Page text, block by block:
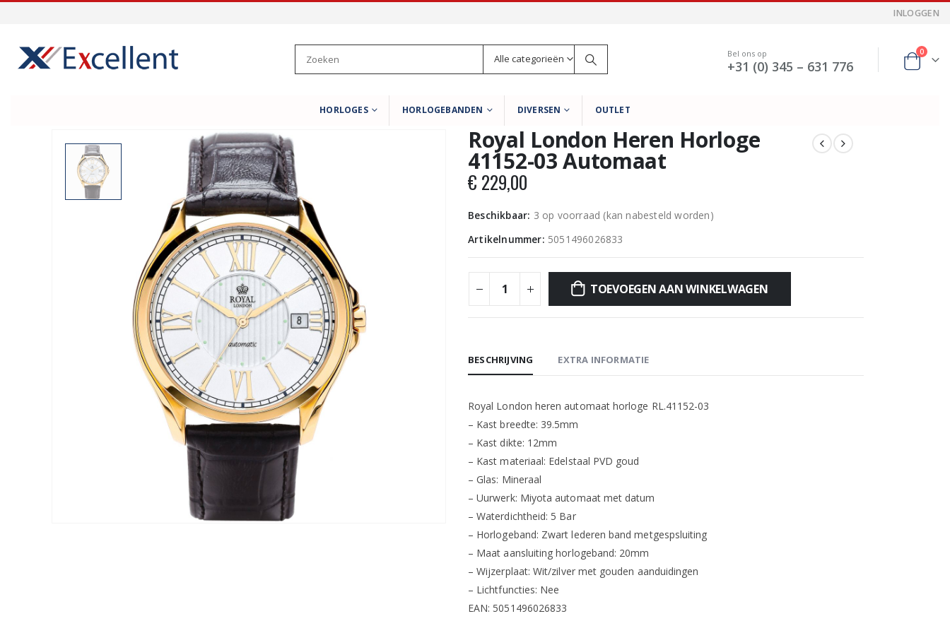
INLOGGEN
Alle categorieën Bel ons op
+31 (0) 345 – 631 776
0
HORLOGES HORLOGEBANDEN DIVERSEN OUTLET
Royal London Heren Horloge
41152-03 Automaat
€ 229,00
Beschikbaar: 3 op voorraad (kan nabesteld worden)
Artikelnummer: 5051496026833
TOEVOEGEN AAN WINKELWAGEN
BESCHRIJVING EXTRA INFORMATIE
Royal London heren automaat horloge RL.41152-03
– Kast breedte: 39.5mm
– Kast dikte: 12mm
– Kast materiaal: Edelstaal PVD goud
– Glas: Mineraal
– Uurwerk: Miyota automaat met datum
– Waterdichtheid: 5 Bar
– Horlogeband: Zwart lederen band metgespsluiting
– Maat aansluiting horlogeband: 20mm
– Wijzerplaat: Wit/zilver met gouden aanduidingen
– Lichtfuncties: Nee
EAN: 5051496026833